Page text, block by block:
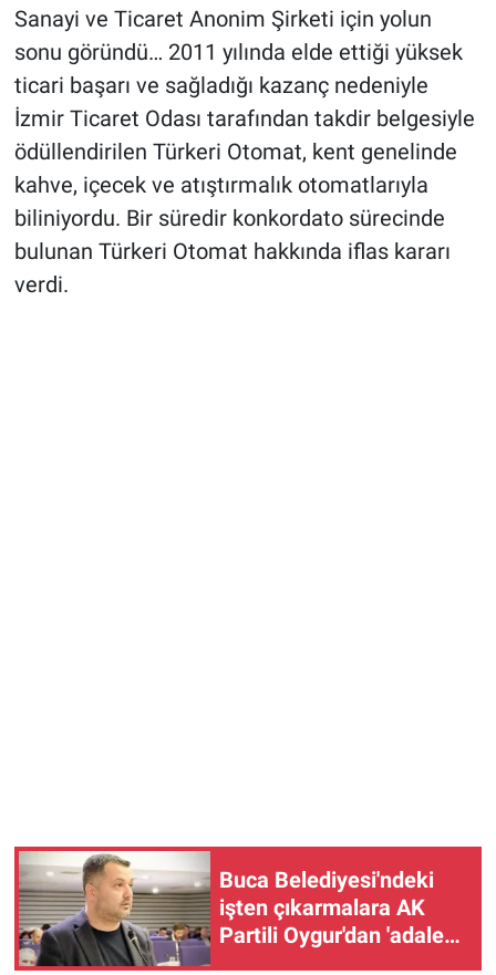
Sanayi ve Ticaret Anonim Şirketi için yolun
sonu göründü… 2011 yılında elde ettiği yüksek
ticari başarı ve sağladığı kazanç nedeniyle
İzmir Ticaret Odası tarafından takdir belgesiyle
ödüllendirilen Türkeri Otomat, kent genelinde
kahve, içecek ve atıştırmalık otomatlarıyla
biliniyordu. Bir süredir konkordato sürecinde
bulunan Türkeri Otomat hakkında iflas kararı
verdi.
Buca Belediyesi'ndeki
işten çıkarmalara AK
Partili Oygur'dan 'adalet'